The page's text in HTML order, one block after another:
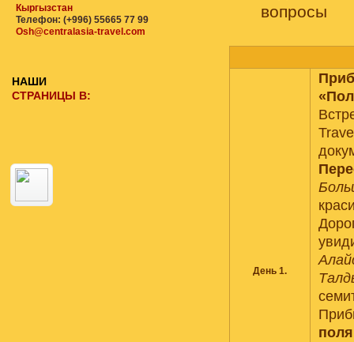
вопросы
День 1.
Кыргызстан
Телефон: (+996) 55665 77 99
Osh@centralasia-travel.com
НАШИ
СТРАНИЦЫ В: